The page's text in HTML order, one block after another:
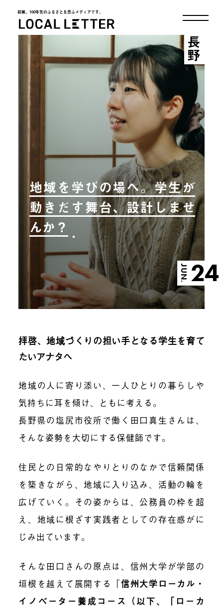
前略、100年先のふるさとを思ふメディアです。
LOCAL LETTER
地域を学びの場へ。学生が
動きだす舞台、設計しませ
んか？
JUN. 24
長野
拝啓、地域づくりの担い手となる学生を育て
たいアナタへ
地域の人に寄り添い、一人ひとりの暮らしや
気持ちに耳を傾け、ともに考える。
長野県の塩尻市役所で働く田口真生さんは、
そんな姿勢を大切にする保健師です。
住民との日常的なやりとりのなかで信頼関係
を築きながら、地域に入り込み、活動の輪を
広げていく。その姿からは、公務員の枠を超
え、地域に根ざす実践者としての存在感がに
じみ出ています。
そんな田口さんの原点は、信州大学が学部の
垣根を越えて展開する「信州大学ローカル・
イノベーター養成コース（以下、「ローカ